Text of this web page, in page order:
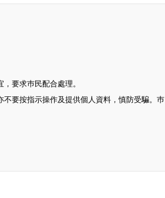
要求巿民配合處理。
要按指示操作及提供個人資料，慎防受騙。巿